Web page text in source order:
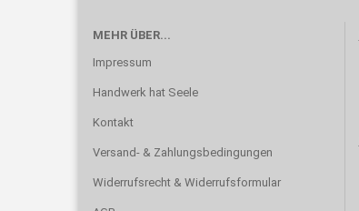
MEHR ÜBER...
Impressum
Handwerk hat Seele
Kontakt
Versand- & Zahlungsbedingungen
Widerrufsrecht & Widerrufsformular